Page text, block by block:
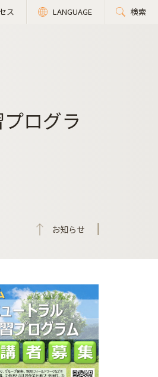
ス LANGUAGE 検索
ログラ
お知らせ